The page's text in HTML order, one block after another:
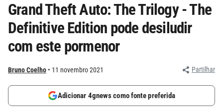
Grand Theft Auto: The Trilogy - The
Definitive Edition pode desiludir
com este pormenor
Bruno Coelho 11 novembro 2021 Partilhar
Adicionar 4gnews como fonte preferida